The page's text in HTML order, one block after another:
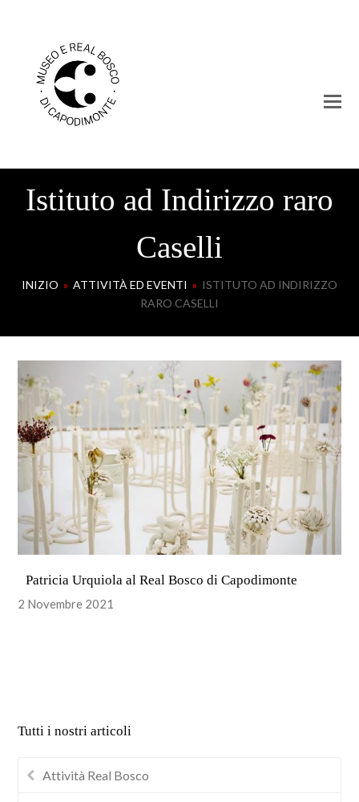
Istituto ad Indirizzo raro
Caselli
INIZIO » ATTIVITÀ ED EVENTI » ISTITUTO AD INDIRIZZO
RARO CASELLI
Patricia Urquiola al Real Bosco di Capodimonte
2 Novembre 2021
Tutti i nostri articoli
Attività Real Bosco